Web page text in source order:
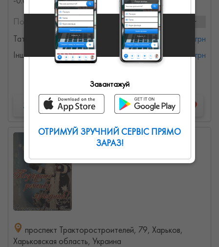
Послуги та ціни:
2 послуг
Татуювання
от 250 грн
Інші івент послуги
от 350 грн
Запропонувати роботу
Андрей
проспект Тракторостроителей, 79, Харьков,
Харьковская область, Украина
Завантажуй
ОТРИМУЙ ЗРУЧНИЙ СЕРВІС ПРЯМО
ЗАРАЗ!